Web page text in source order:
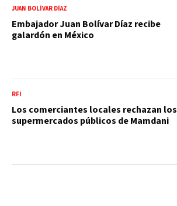
JUAN BOLÍVAR DÍAZ
Embajador Juan Bolívar Díaz recibe
galardón en México
RFI
Los comerciantes locales rechazan los
supermercados públicos de Mamdani